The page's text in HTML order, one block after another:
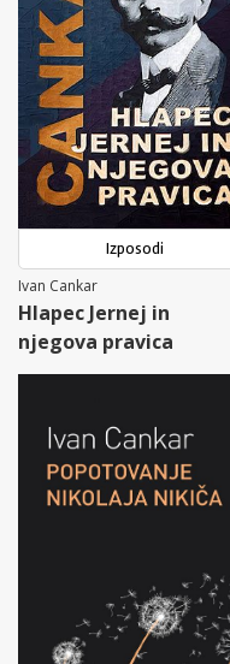
Izposodi
Ivan Cankar
Hlapec Jernej in
njegova pravica